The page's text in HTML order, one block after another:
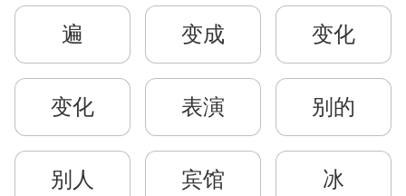
遍 变成 变化
变化 表演 别的
别人 宾馆 冰